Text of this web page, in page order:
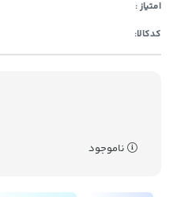
امتیاز :
کدکالا:
ناموجود